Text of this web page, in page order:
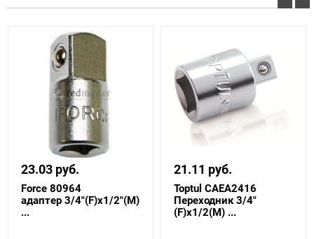
23.03 руб.
Force 80964
адаптер 3/4"(F)x1/2"(M)
...
21.11 руб.
Toptul CAEA2416
Переходник 3/4"
(F)х1/2(М) ...